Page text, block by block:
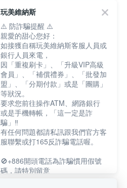
玩美維納斯
⚠️ 防詐騙提醒 ⚠️
親愛的甜心您好：
如接獲自稱玩美維納斯客服人員或
銀行人員來電，
因「重複刷卡」、「升級VIP高級
會員」、「補償禮券」、「批發加
盟」、「分期付款」或是「團購」
等狀況。
要求您前往操作ATM、網路銀行
或是手機轉帳，「這一定是詐
騙」‼️
有任何問題都請私訊跟我們官方客
服聯繫或打165反詐騙電話喔。
🚫+886開頭電話為詐騙慣用假號
碼，請特別留意